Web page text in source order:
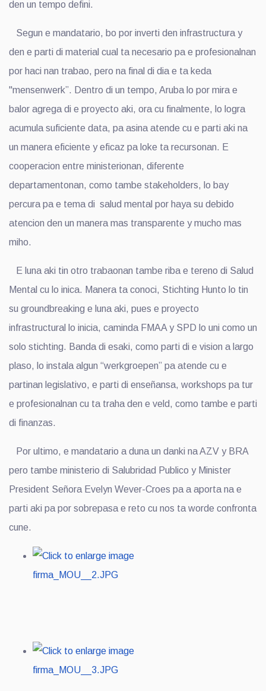
den un tempo defini.
Segun e mandatario, bo por inverti den infrastructura y
den e parti di material cual ta necesario pa e profesionalnan
por haci nan trabao, pero na final di dia e ta keda
"mensenwerk”. Dentro di un tempo, Aruba lo por mira e
balor agrega di e proyecto aki, ora cu finalmente, lo logra
acumula suficiente data, pa asina atende cu e parti aki na
un manera eficiente y eficaz pa loke ta recursonan. E
cooperacion entre ministerionan, diferente
departamentonan, como tambe stakeholders, lo bay
percura pa e tema di salud mental por haya su debido
atencion den un manera mas transparente y mucho mas
miho.
E luna aki tin otro trabaonan tambe riba e tereno di Salud
Mental cu lo inica. Manera ta conoci, Stichting Hunto lo tin
su groundbreaking e luna aki, pues e proyecto
infrastructural lo inicia, caminda FMAA y SPD lo uni como un
solo stichting. Banda di esaki, como parti di e vision a largo
plaso, lo instala algun “werkgroepen” pa atende cu e
partinan legislativo, e parti di enseñansa, workshops pa tur
e profesionalnan cu ta traha den e veld, como tambe e parti
di finanzas.
Por ultimo, e mandatario a duna un danki na AZV y BRA
pero tambe ministerio di Salubridad Publico y Minister
President Señora Evelyn Wever-Croes pa a aporta na e
parti aki pa por sobrepasa e reto cu nos ta worde confronta
cune.